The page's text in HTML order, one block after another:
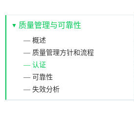
质量管理与可靠性
— 概述
— 质量管理方针和流程
— 认证
— 可靠性
— 失效分析